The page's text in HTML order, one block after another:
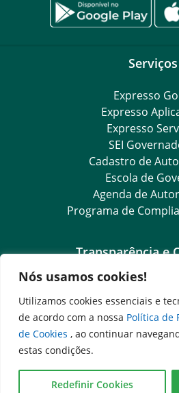
Nós usamos cookies!
Utilizamos cookies essenciais e
de acordo com a nossa Política de
de Cookies , ao continuar
estas condições.
Redefinir Cookies
Serviços
Expresso
Expresso
Expresso
SEI
Cadastro de
Escola de
Agenda de
Programa de
Transparência e
LGPD
Goiás
Dados Abertos
SIC – Serviço de
e-SIC – Serviço Eletrônico de
Ouvidoria Setorial
Ouvidoria Setorial